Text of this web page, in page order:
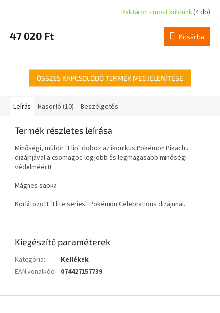
Raktáron - most küldünk(4 db)
47 020 Ft Kosárba
ÖSSZES KAPCSOLÓDÓ TERMÉK MEGJELENÍTÉSE
Leírás Hasonló (10) Beszélgetés
Termék részletes leírása
Minőségi, műbőr "Flip" doboz az ikonikus Pokémon Pikachu
dizájnjával a csomagod legjobb és legmagasabb minőségi
védelméért!
Mágnes sapka
Korlátozott "Elite series" Pokémon Celebrations dizájnnal.
Kiegészítő paraméterek
Kategória:
Kellékek
EAN vonalkód: 074427157739